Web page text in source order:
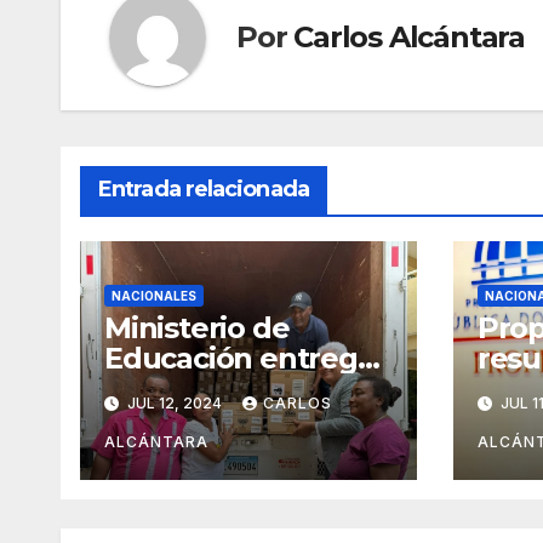
Por Carlos Alcántara
Entrada relacionada
NACIONALES
Ministerio de
Educación entrega
dispositivos
electrónicos al
Distrito15-05
JUL 12, 2024 CARLOS
ALCÁNTARA
%
sus
JUL